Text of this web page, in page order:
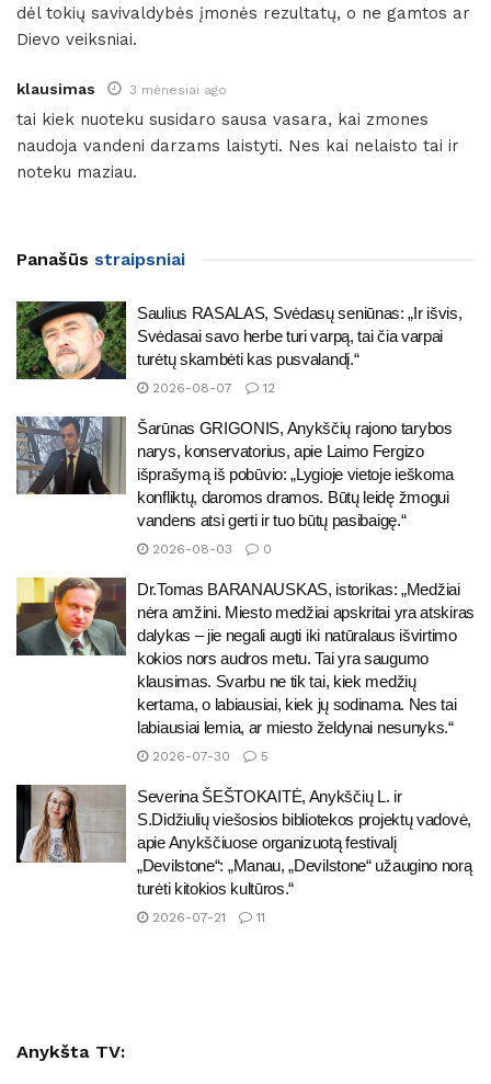
dėl tokių savivaldybės įmonės rezultatų, o ne gamtos ar
Dievo veiksniai.
klausimas 3 mėnesiai ago
tai kiek nuoteku susidaro sausa vasara, kai zmones
naudoja vandeni darzams laistyti. Nes kai nelaisto tai ir
noteku maziau.
Panašūs straipsniai
Saulius RASALAS, Svėdasų seniūnas: „Ir išvis,
Svėdasai savo herbe turi varpą, tai čia varpai
turėtų skambėti kas pusvalandį.“
2026-08-07 12
Šarūnas GRIGONIS, Anykščių rajono tarybos
narys, konservatorius, apie Laimo Fergizo
išprašymą iš pobūvio: „Lygioje vietoje ieškoma
konfliktų, daromos dramos. Būtų leidę žmogui
vandens atsi gerti ir tuo būtų pasibaigę.“
2026-08-03 0
Dr.Tomas BARANAUSKAS, istorikas: „Medžiai
nėra amžini. Miesto medžiai apskritai yra atskiras
dalykas – jie negali augti iki natūralaus išvirtimo
kokios nors audros metu. Tai yra saugumo
klausimas. Svarbu ne tik tai, kiek medžių
kertama, o labiausiai, kiek jų sodinama. Nes tai
labiausiai lemia, ar miesto želdynai nesunyks.“
2026-07-30 5
Severina ŠEŠTOKAITĖ, Anykščių L. ir
S.Didžiulių viešosios bibliotekos projektų vadovė,
apie Anykščiuose organizuotą festivalį
„Devilstone“: „Manau, „Devilstone“ užaugino norą
turėti kitokios kultūros.“
2026-07-21 11
Anykšta TV: